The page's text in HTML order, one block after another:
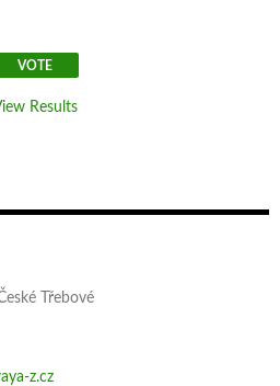
Results
Třebové
z.cz